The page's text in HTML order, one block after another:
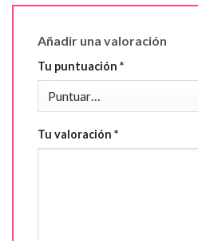
Añadir una valoración
Tu puntuación *
Tu valoración *